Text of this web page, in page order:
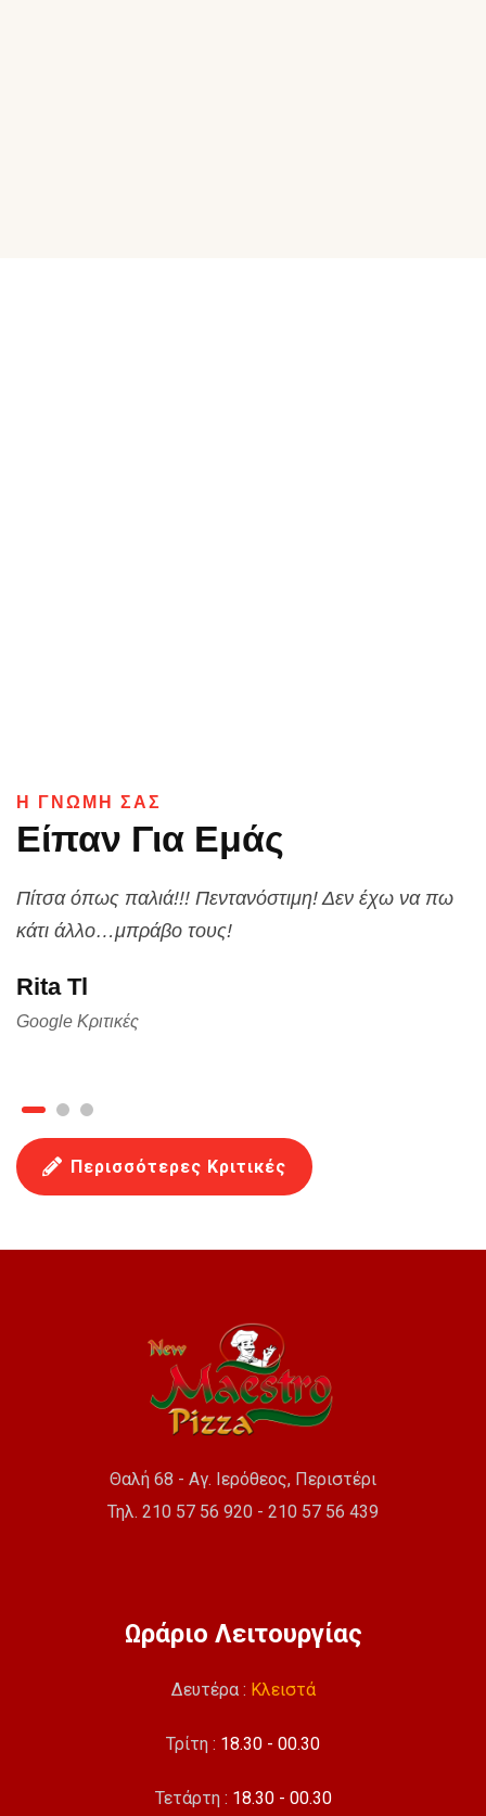
Η ΓΝΩΜΗ ΣΑΣ
Είπαν Για Εμάς
Πίτσα όπως παλιά!!! Πεντανόστιμη! Δεν έχω να πω
κάτι άλλο…μπράβο τους!
Rita Tl
Google Κριτικές
Περισσότερες Κριτικές
Θαλή 68 - Αγ. Ιερόθεος, Περιστέρι
Τηλ. 210 57 56 920 - 210 57 56 439
Ωράριο Λειτουργίας
Δευτέρα : Κλειστά
Τρίτη : 18.30 - 00.30
Τετάρτη : 18.30 - 00.30